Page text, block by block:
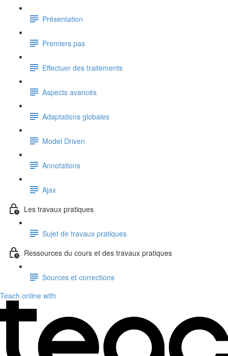
Présentation
Premiers pas
Effectuer des traitements
Aspects avancés
Adaptations globales
Model Driven
Annotations
Ajax
Les travaux pratiques
Sujet de travaux pratiques
Ressources du cours et des travaux pratiques
Sources et corrections
Teach online with